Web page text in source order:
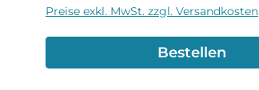
Preise exkl. MwSt. zzgl. Versandkosten
Bestellen